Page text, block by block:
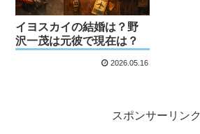
イヨスカイの結婚は？野
沢一茂は元彼で現在は？
2026.05.16
スポンサーリンク